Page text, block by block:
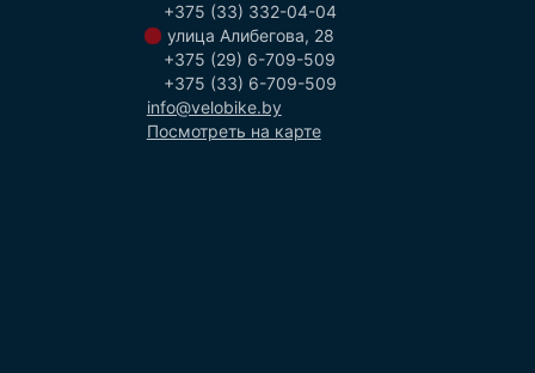
+375 (33) 332-04-04
улица Алибегова, 28
+375 (29) 6-709-509
+375 (33) 6-709-509
info@velobike.by
Посмотреть на карте